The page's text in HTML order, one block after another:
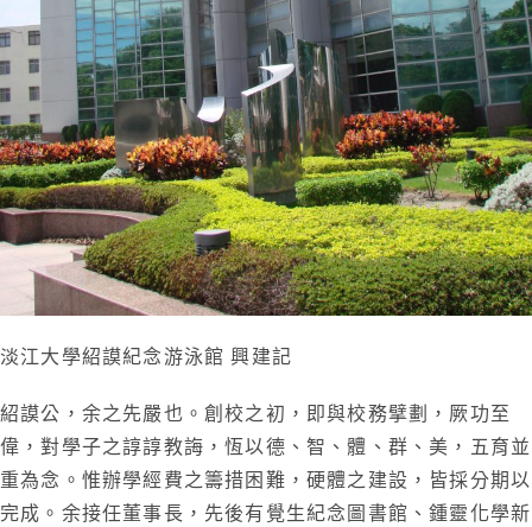
淡江大學紹謨紀念游泳館 興建記
紹謨公，余之先嚴也。創校之初，即與校務擘劃，厥功至
偉，對學子之諄諄教誨，恆以德、智、體、群、美，五育並
重為念。惟辦學經費之籌措困難，硬體之建設，皆採分期以
完成。余接任董事長，先後有覺生紀念圖書館、鍾靈化學新